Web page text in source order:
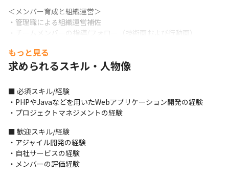
＜メンバー育成と組織運営＞
・管理職による組織運営補佐
・チームメンバーの指導/フォロー（技術面および行動面）
＜採用背景と期待する役割＞
・プロダクトの売上好調に伴い、開発体制を拡大します
・プロジェクトリーダとして、開発チーム全体のプロジェクト推
・プロジェクト管理のみならず、マネージャ補佐として育成やチ
ームビルディングにも携わっていただきますので、マネジメント
視点を養うこともできます
・今後も開発チームを拡大するため、将来的にはマネージャ（管
理職）として活躍の幅が広がる可能性が十分にあります
＜担当いただく可能性のあるプロダクト＞
楽楽販売・楽楽メールマーケティング・楽楽自動応対
もっと見る
求められるスキル・人物像
■ 必須スキル/経験
・PHPやJavaなどを用いたWebアプリケーション開発の経験
・プロジェクトマネジメントの経験
■ 歓迎スキル/経験
・アジャイル開発の経験
・自社サービスの経験
・メンバーの評価経験